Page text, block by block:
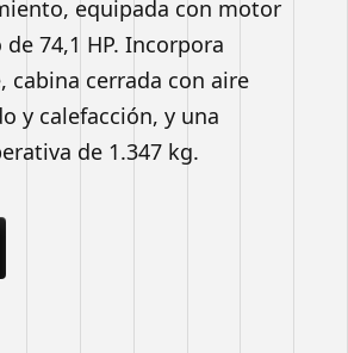
equipada con motor
74,1 HP. Incorpora
cabina cerrada con aire
y calefacción, y una
de 1.347 kg.